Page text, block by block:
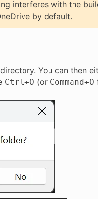
interferes with the
by default.
You can then
Ctrl+O (or Command+O